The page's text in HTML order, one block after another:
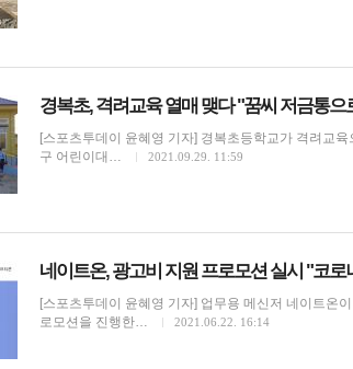
경복초, 격려교육 열매 맺다 "꿈씨 저금통으
[스포츠투데이 윤혜영 기자] 경복초등학교가 격려교
구 어린이대…
2021.09.29. 11:59
네이트온, 광고비 지원 프로모션 실시 "코로
[스포츠투데이 윤혜영 기자] 업무용 메신저 네이트온
로모션을 진행한…
2021.06.22. 16:14